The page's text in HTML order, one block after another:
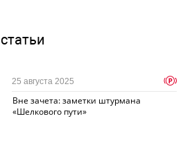
Вне зачета: заметки штурмана
«Шелкового пути»
25 августа 2025 p